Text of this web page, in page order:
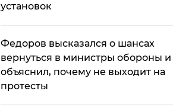
установок
Федоров высказался о шансах
вернуться в министры обороны и
объяснил, почему не выходит на
протесты